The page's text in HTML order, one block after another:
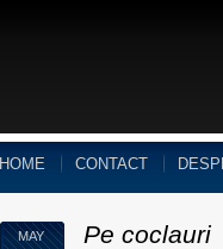
HOME CONTACT
MAY Pe coclauri